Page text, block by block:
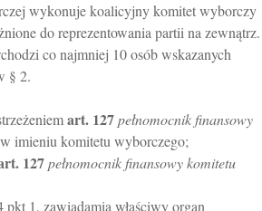
wykonuje koalicyjny komitet wyborczy
do reprezentowania partii na zewnątrz.
co najmniej 10 osób wskazanych
§ 2.
art. 127pełnomocnik finansowy
imieniu komitetu wyborczego;
127pełnomocnik finansowy komitetu
1, zawiadamia właściwy organ